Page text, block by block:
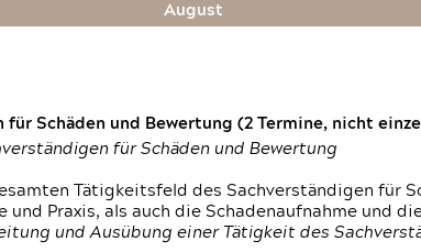
August
Schäden und Bewertung (2 Termine, nicht
für Schäden und Bewertung
Tätigkeitsfeld des Sachverständigen für
Praxis, als auch die Schadenaufnahme und
und Ausübung einer Tätigkeit des